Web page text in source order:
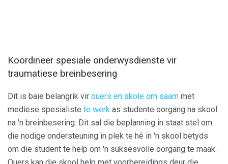
Koördineer spesiale onderwysdienste vir
traumatiese breinbesering
Dit is baie belangrik vir ouers en skole om saam met
mediese spesialiste te werk as studente oorgang na skool
na 'n breinbesering. Dit sal die beplanning in staat stel om
die nodige ondersteuning in plek te hê in 'n skool betyds
om die student te help om 'n suksesvolle oorgang te maak.
Ouers kan die skool help met voorbereidings deur die